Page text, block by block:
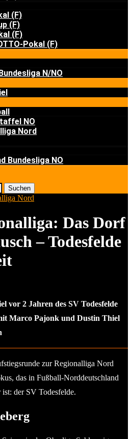
(F)
(F)
(F)
Pokal (F)
N/NO
NO
Nord
Bundesliga NO
Suchen
Nord
Das Dorf
– Todesfelde
vor 2 Jahren des SV Todesfelde
Marco Pajonk und Dustin Thiel
zur Regionalliga Nord
das in Fußball-Norddeutschland
der SV Todesfelde.